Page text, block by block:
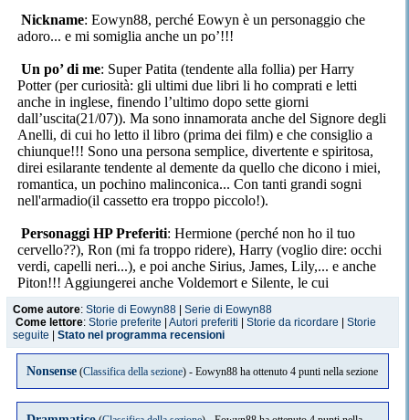
Nickname: Eowyn88, perché Eowyn è un personaggio che
adoro... e mi somiglia anche un po’!!!
Un po’ di me: Super Patita (tendente alla follia) per Harry
Potter (per curiosità: gli ultimi due libri li ho comprati e letti
anche in inglese, finendo l’ultimo dopo sette giorni
dall’uscita(21/07)). Ma sono innamorata anche del Signore degli
Anelli, di cui ho letto il libro (prima dei film) e che consiglio a
chiunque!!! Sono una persona semplice, divertente e spiritosa,
direi esilarante tendente al demente da quello che dicono i miei,
romantica, un pochino malinconica... Con tanti grandi sogni
nell'armadio(il cassetto era troppo piccolo!).
Personaggi HP Preferiti: Hermione (perché non ho il tuo
cervello??), Ron (mi fa troppo ridere), Harry (voglio dire: occhi
verdi, capelli neri...), e poi anche Sirius, James, Lily,... e anche
Piton!!! Aggiungerei anche Voldemort e Silente, le cui
caratteristiche e comportamenti sono molto interessanti e perciò
mi incuriosiscono non poco!!!!
Cosa mi piace fare: adoro il Cinema!!!Mi piace anche
cavalcare e andare in bici... ma chi trova il tempo?? E
imparare a
sciare è la cosa più divertente del mondo.
Film preferiti: HP (ovviamente visti tutti, pure più volte, al
Come autore: Storie di Eowyn88
Serie di Eowyn88
Come lettore: Storie preferite Autori preferiti Storie da ricordare
Storie
seguite
Stato nel programma recensioni
Nonsense (Classifica della sezione) - Eowyn88 ha ottenuto 4 punti nella sezione